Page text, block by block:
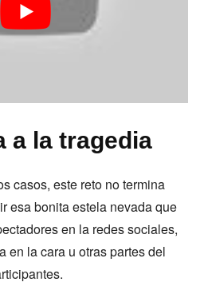
a la tragedia
casos, este reto no termina
esa bonita estela nevada que
en la redes sociales,
en la cara u otras partes del